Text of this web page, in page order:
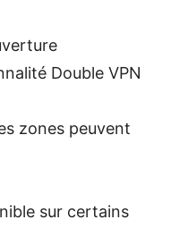
Double VPN
zones peuvent
sur certains